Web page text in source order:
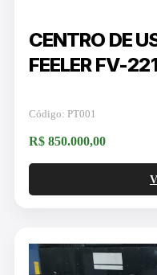
CENTRO DE
FEELER FV-
Código: PT001
R$ 850.000,00